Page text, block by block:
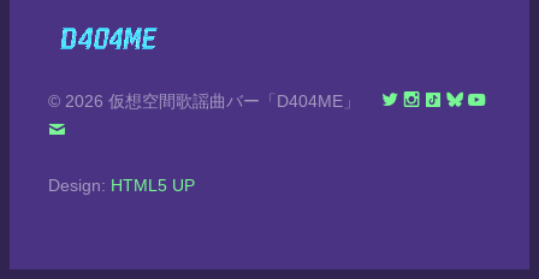
© 2026 仮想空間歌謡曲バー「D404ME」
Design: HTML5 UP